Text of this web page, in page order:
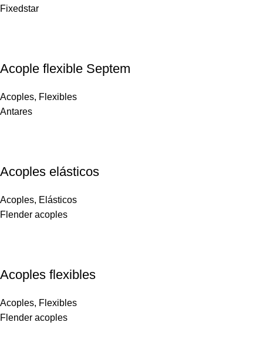
Fixedstar
Acople flexible Septem
Acoples, Flexibles
Antares
Acoples elásticos
Acoples, Elásticos
Flender acoples
Acoples flexibles
Acoples, Flexibles
Flender acoples